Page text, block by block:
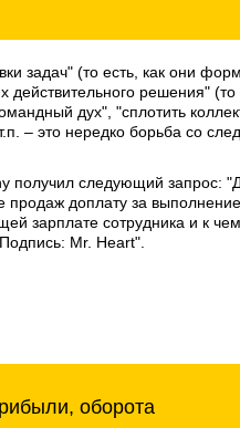
задач" (то есть, как они
действительного решения" (то
дух", "сплотить
– это нередко борьба со
получил следующий запрос:
продаж доплату за
зарплате сотрудника и к
Mr. Heart".
оборота